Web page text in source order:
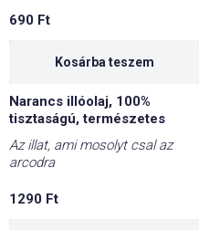
690 Ft
Kosárba teszem
Narancs illóolaj, 100%
tisztaságú, természetes
Az illat, ami mosolyt csal az
arcodra
1290 Ft